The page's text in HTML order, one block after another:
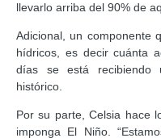
llevarlo arriba del 90% de
Adicional, un componente
hídricos, es decir cuánta
días se está recibiendo
histórico.
Por su parte, Celsia hace
imponga El Niño.